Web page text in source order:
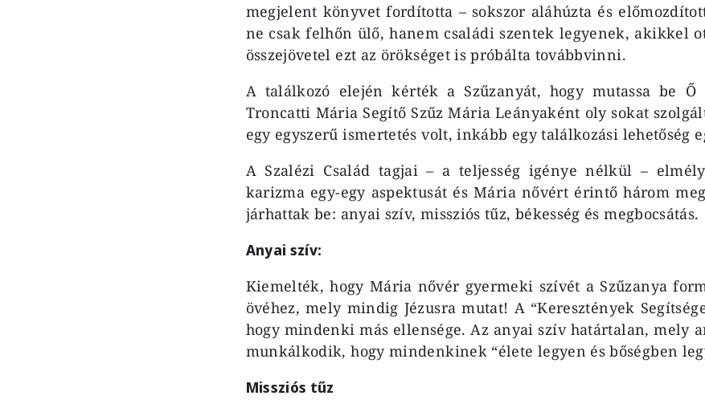
megjelent könyvet fordította – sokszor aláhúzta és
ne csak felhőn ülő, hanem családi szentek legyenek, akikkel
összejövetel ezt az örökséget is próbálta továbbvinni.
A találkozó elején kérték a Szűzanyát, hogy mutassa be Ő
Troncatti Mária Segítő Szűz Mária Leányaként oly sokat
egy egyszerű ismertetés volt, inkább egy találkozási lehetőség
A Szalézi Család tagjai – a teljesség igénye nélkül –
karizma egy-egy aspektusát és Mária nővért érintő három
járhattak be: anyai szív, missziós tűz, békesség és megbocsátás.
Anyai szív:
Kiemelték, hogy Mária nővér gyermeki szívét a Szűzanya
övéhez, mely mindig Jézusra mutat! A “Keresztények
hogy mindenki más ellensége. Az anyai szív határtalan, mely
munkálkodik, hogy mindenkinek “élete legyen és bőségben
Missziós tűz